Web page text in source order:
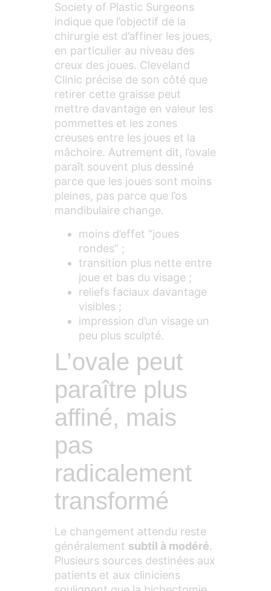
Society of Plastic Surgeons
indique que l’objectif de la
chirurgie est d’affiner les joues,
en particulier au niveau des
creux des joues. Cleveland
Clinic précise de son côté que
retirer cette graisse peut
mettre davantage en valeur les
pommettes et les zones
creuses entre les joues et la
mâchoire. Autrement dit, l’ovale
paraît souvent plus dessiné
parce que les joues sont moins
pleines, pas parce que l’os
mandibulaire change.
moins d’effet “joues
rondes” ;
transition plus nette entre
joue et bas du visage ;
reliefs faciaux davantage
visibles ;
impression d’un visage un
peu plus sculpté.
L’ovale peut
paraître plus
affiné, mais
pas
radicalement
transformé
Le changement attendu reste
généralement subtil à modéré.
Plusieurs sources destinées aux
patients et aux cliniciens